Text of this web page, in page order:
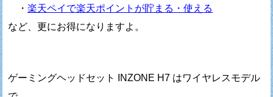
・楽天ペイで楽天ポイントが貯まる・使える
など、更にお得になりますよ。
ゲーミングヘッドセット INZONE H7 はワイヤレスモデル